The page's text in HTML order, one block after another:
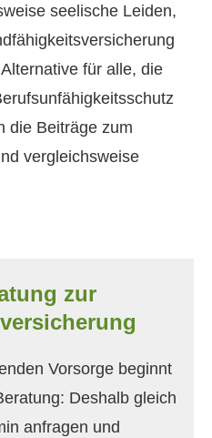
seelische Leiden,
für alle, die
die Beiträge zum
vergleichsweise
zur
Vorsorge beginnt
Deshalb gleich
anfragen und